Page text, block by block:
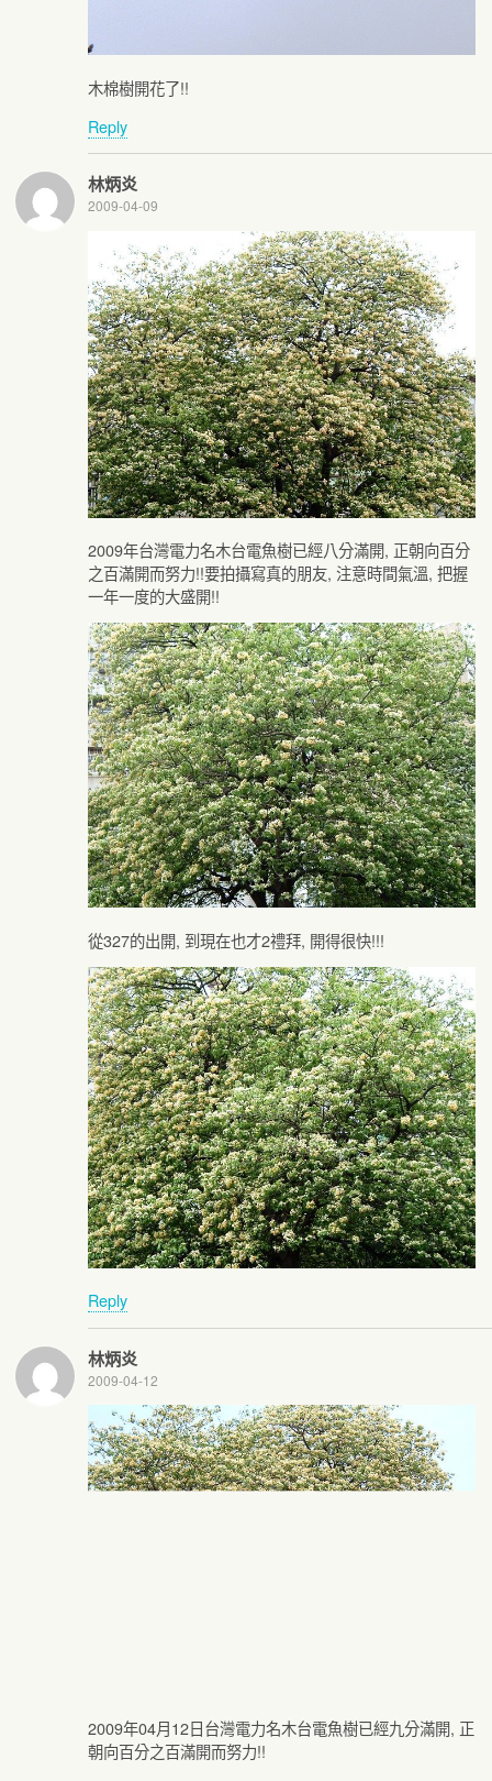
木棉樹開花了!!
Reply
林炳炎
2009-04-09
2009年台灣電力名木台電魚樹已經八分滿開, 正朝向百分
之百滿開而努力!!要拍攝寫真的朋友, 注意時間氣溫, 把握
一年一度的大盛開!!
從327的出開, 到現在也才2禮拜, 開得很快!!!
Reply
林炳炎
2009-04-12
2009年04月12日台灣電力名木台電魚樹已經九分滿開, 正
朝向百分之百滿開而努力!!